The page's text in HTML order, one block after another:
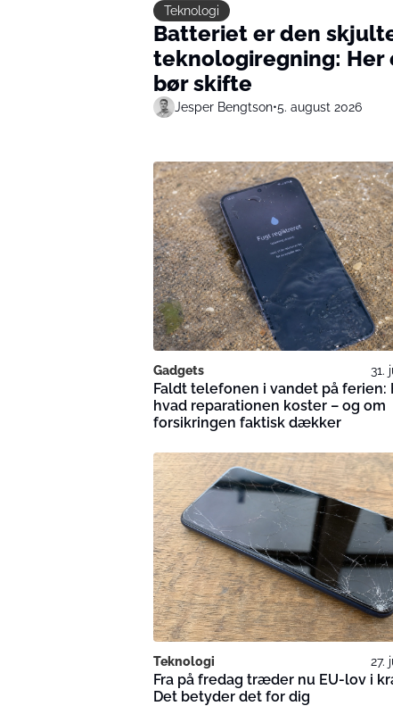
Teknologi
Batteriet er den
teknologiregning: Her
bør skifte
Jesper Bengtson•5. august 2026
Gadgets 31.
Faldt telefonen i vandet på ferien:
hvad reparationen koster – og om
forsikringen faktisk dækker
Teknologi 27.
Fra på fredag træder nu EU-lov i
Det betyder det for dig